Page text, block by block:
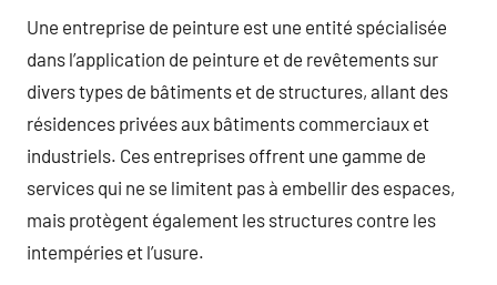
Une entreprise de peinture est une entité spécialisée
dans l’application de peinture et de revêtements sur
divers types de bâtiments et de structures, allant des
résidences privées aux bâtiments commerciaux et
industriels. Ces entreprises offrent une gamme de
services qui ne se limitent pas à embellir des espaces,
mais protègent également les structures contre les
intempéries et l’usure.